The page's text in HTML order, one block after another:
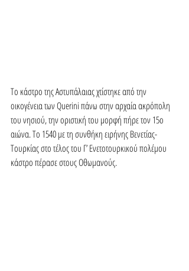
Το κάστρο της Αστυπάλαιας χτίστηκε από την
οικογένεια των Querini πάνω στην αρχαία ακρόπολη
του νησιού, την οριστική του μορφή πήρε τον 15ο
αιώνα. Tο 1540 με τη συνθήκη ειρήνης Βενετίας-
Τουρκίας στο τέλος του Γ’ Ενετοτουρκικού πολέμου
κάστρο πέρασε στους Οθωμανούς.